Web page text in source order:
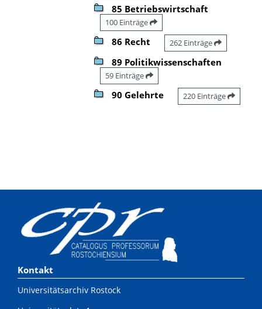
85 Betriebswirtschaft
100 Einträge
86 Recht 262 Einträge
89 Politikwissenschaften
59 Einträge
90 Gelehrte 220 Einträge
Kontakt
Universitätsarchiv Rostock